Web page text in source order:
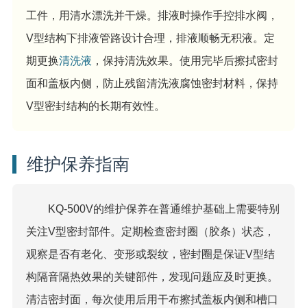
工件，用清水漂洗并干燥。排液时操作手控排水阀，
V型结构下排液管路设计合理，排液顺畅无积液。定
期更换清洗液 ，保持清洗效果。使用完毕后擦拭密封
面和盖板内侧，防止残留清洗液腐蚀密封材料，保持
V型密封结构的长期有效性。
维护保养指南
KQ-500V的维护保养在普通维护基础上需要特别
关注V型密封部件。定期检查密封圈（胶条）状态，
观察是否有老化、变形或裂纹，密封圈是保证V型结
构隔音隔热效果的关键部件，发现问题应及时更换。
清洁密封面，每次使用后用干布擦拭盖板内侧和槽口